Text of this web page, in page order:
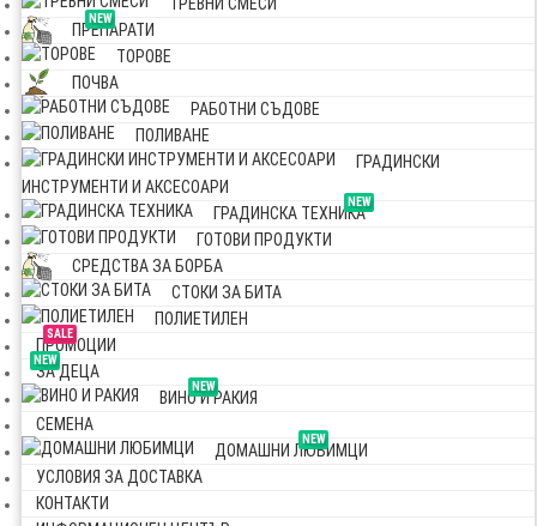
ТРЕВНИ СМЕСИ
NEW
ПРЕПАРАТИ
ТОРОВЕ
ПОЧВА
РАБОТНИ СЪДОВЕ
ПОЛИВАНЕ
ГРАДИНСКИ
ИНСТРУМЕНТИ И АКСЕСОАРИ
NEW
ГРАДИНСКА ТЕХНИКА
ГОТОВИ ПРОДУКТИ
СРЕДСТВА ЗА БОРБА
СТОКИ ЗА БИТА
ПОЛИЕТИЛЕН
SALE
ПРОМОЦИИ
NEW
ЗА ДЕЦА
NEW
ВИНО И РАКИЯ
СЕМЕНА
NEW
ДОМАШНИ ЛЮБИМЦИ
УСЛОВИЯ ЗА ДОСТАВКА
КОНТАКТИ